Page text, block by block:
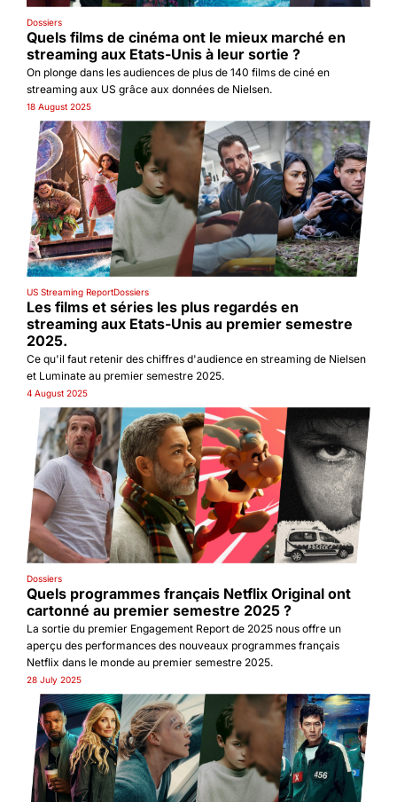
Dossiers
Quels films de cinéma ont le mieux marché en
streaming aux Etats-Unis à leur sortie ?
On plonge dans les audiences de plus de 140 films de ciné en
streaming aux US grâce aux données de Nielsen.
18 August 2025
US Streaming ReportDossiers
Les films et séries les plus regardés en
streaming aux Etats-Unis au premier semestre
2025.
Ce qu'il faut retenir des chiffres d'audience en streaming de Nielsen
et Luminate au premier semestre 2025.
4 August 2025
Dossiers
Quels programmes français Netflix Original ont
cartonné au premier semestre 2025 ?
La sortie du premier Engagement Report de 2025 nous offre un
aperçu des performances des nouveaux programmes français
Netflix dans le monde au premier semestre 2025.
28 July 2025